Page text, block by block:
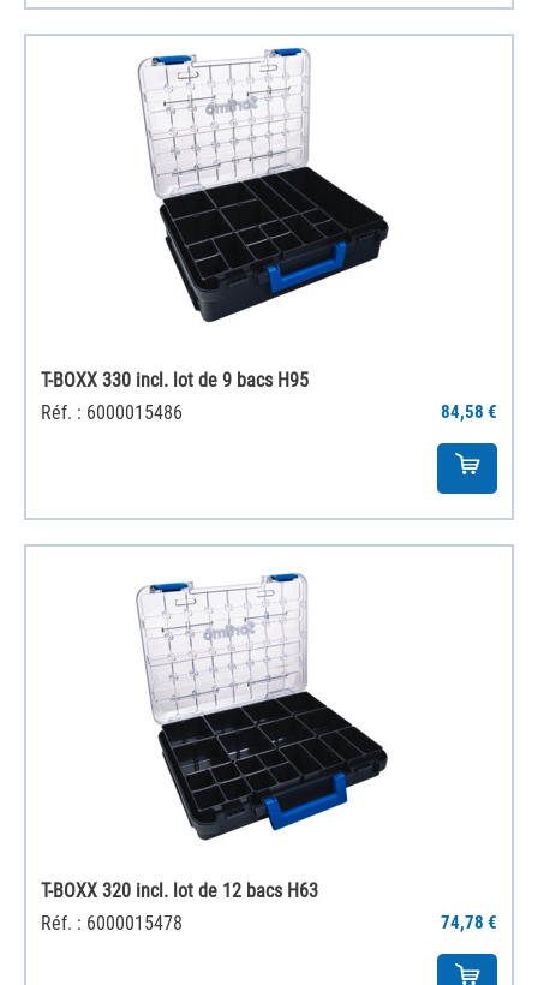
T-BOXX 330 incl. lot de 9 bacs H95
Réf. : 6000015486
84,58 €
T-BOXX 320 incl. lot de 12 bacs H63
Réf. : 6000015478
74,78 €